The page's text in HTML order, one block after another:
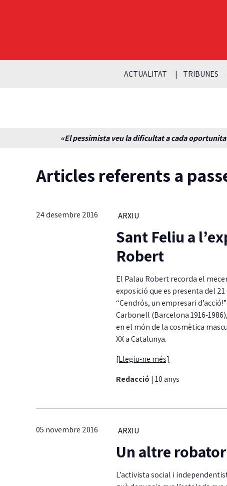
ACTUALITAT TRIBUNES
«El pessimista veu la dificultat a cada
Articles referents a
24 desembre 2016 ARXIU
Sant Feliu a
Robert
El Palau Robert recorda el
exposició que es presenta del
“Cendrós, un empresari
Carbonell (Barcelona 1916-
en el món de la cosmètica
XX a Catalunya.
[Llegiu-ne més]
Redacció | 10 anys
05 novembre 2016 ARXIU
Un altre
L’activista social i